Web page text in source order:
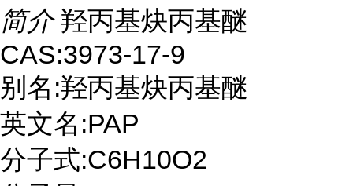
简介 羟丙基炔丙基醚
CAS:3973-17-9
别名:羟丙基炔丙基醚
英文名:PAP
分子式:C6H10O2